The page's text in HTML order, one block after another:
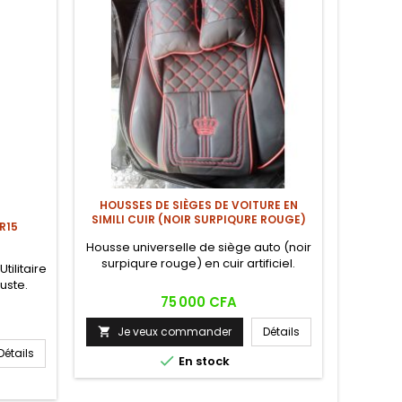
HOUSSES DE SIÈGES DE VOITURE EN
SIMILI CUIR (NOIR SURPIQURE ROUGE)
Housse universelle de siège auto (noir
surpiqure rouge) en cuir artificiel.
Prix
75 000 CFA
 Je veux commander Détails
 En stock